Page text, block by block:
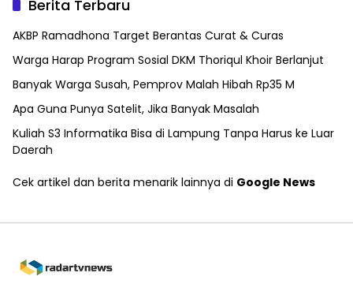
Berita Terbaru
AKBP Ramadhona Target Berantas Curat & Curas
Warga Harap Program Sosial DKM Thoriqul Khoir Berlanjut
Banyak Warga Susah, Pemprov Malah Hibah Rp35 M
Apa Guna Punya Satelit, Jika Banyak Masalah
Kuliah S3 Informatika Bisa di Lampung Tanpa Harus ke Luar
Daerah
Cek artikel dan berita menarik lainnya di Google News